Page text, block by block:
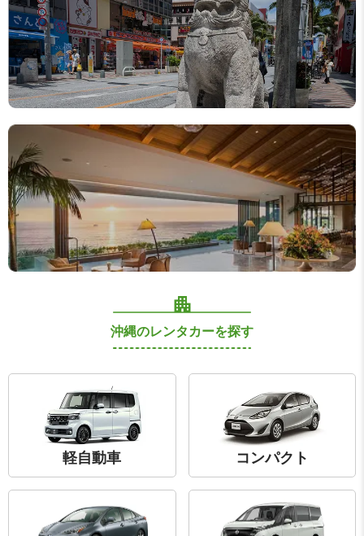
那覇市内・国際通りの
ホテル
沖縄のレンタカーを探す
軽自動車 コンパクト